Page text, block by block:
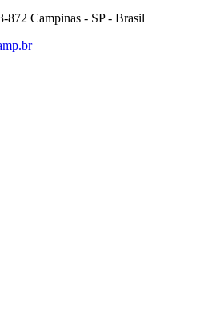
872 Campinas - SP - Brasil